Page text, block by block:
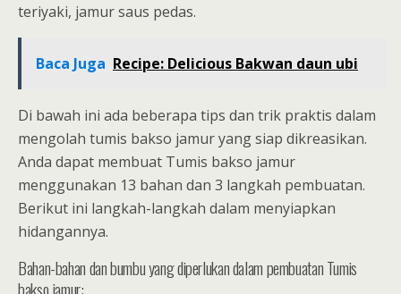
teriyaki, jamur saus pedas.
Baca Juga Recipe: Delicious Bakwan daun ubi
Di bawah ini ada beberapa tips dan trik praktis dalam
mengolah tumis bakso jamur yang siap dikreasikan.
Anda dapat membuat Tumis bakso jamur
menggunakan 13 bahan dan 3 langkah pembuatan.
Berikut ini langkah-langkah dalam menyiapkan
hidangannya.
Bahan-bahan dan bumbu yang diperlukan dalam pembuatan Tumis
bakso jamur: